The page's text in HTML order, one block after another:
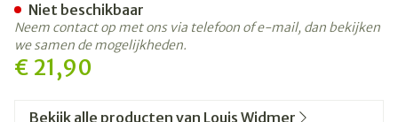
€ 21,90
Niet beschikbaar
Neem contact op met ons via telefoon of e-mail, dan bekijken
we samen de mogelijkheden.
Bekijk alle producten van Louis Widmer